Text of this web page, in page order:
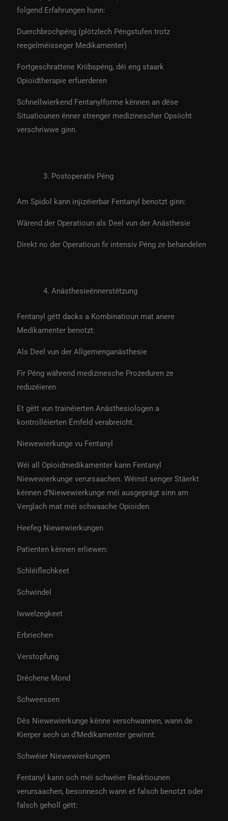
folgend Erfahrungen hunn:
Duerchbrochpéng (plötzlech Péngstufen trotz
reegelméisseger Medikamenter)
Fortgeschrattene Kriibspéng, déi eng staark
Opioidtherapie erfuerderen
Schnellwierkend Fentanylforme kënnen an dëse
Situatiounen ënner strenger medizinescher Opsiicht
verschriwwe ginn.
Postoperativ Péng
Am Spidol kann injizéierbar Fentanyl benotzt ginn:
Wärend der Operatioun als Deel vun der Anästhesie
Direkt no der Operatioun fir intensiv Péng ze behandelen
Anästhesieënnerstëtzung
Fentanyl gëtt dacks a Kombinatioun mat anere
Medikamenter benotzt:
Als Deel vun der Allgemenganästhesie
Fir Péng während medizinesche Prozeduren ze
reduzéieren
Et gëtt vun trainéierten Anästhesiologen a
kontrolléierten Ëmfeld verabreicht.
Niewewierkunge vu Fentanyl
Wéi all Opioidmedikamenter kann Fentanyl
Niewewierkunge verursaachen. Wéinst senger Stäerkt
kënnen d’Niewewierkunge méi ausgeprägt sinn am
Verglach mat méi schwaache Opioiden.
Heefeg Niewewierkungen
Patienten kënnen erliewen:
Schléiflechkeet
Schwindel
Iwwelzegkeet
Erbriechen
Verstopfung
Dréchene Mond
Schweessen
Dës Niewewierkunge kënne verschwannen, wann de
Kierper sech un d’Medikamenter gewinnt.
Schwéier Niewewierkungen
Fentanyl kann och méi schwéier Reaktiounen
verursaachen, besonnesch wann et falsch benotzt oder
falsch geholl gëtt: